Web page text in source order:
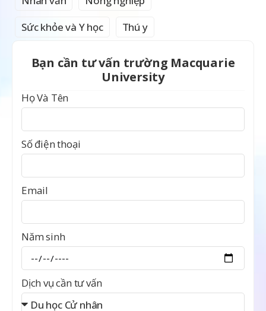
Sức khỏe và Y học
Thú y
Bạn cần tư vấn trường Macquarie
University
Họ Và Tên
Số điện thoại
Email
Năm sinh
Dịch vụ cần tư vấn